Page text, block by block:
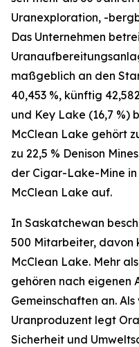
Uranexploration, -
Das Unternehmen
maßgeblich an den
40,453 %, künftig
und Key Lake (16,7 %)
McClean Lake gehört
zu 22,5 % Denison
der Cigar-Lake-Mine
McClean Lake auf.
In Saskatchewan
500 Mitarbeiter, davon
McClean Lake. Mehr
gehören nach eigenen
Gemeinschaften an.
Uranproduzent legt
Sicherheit und